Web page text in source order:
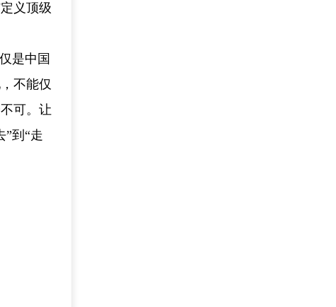
义顶级
是中国
不能仅
可。让
”到“走